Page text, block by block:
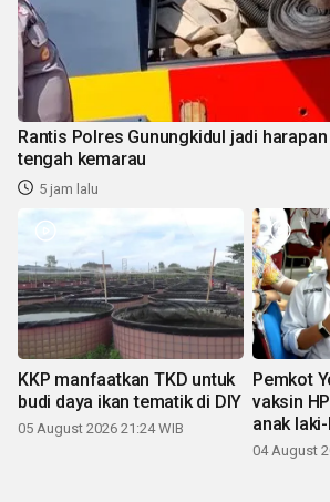
Rantis Polres Gunungkidul jadi
tengah kemarau
5 jam lalu
KKP manfaatkan TKD untuk
budi daya ikan tematik di DIY
05 August 2026 21:24 WIB
Pemkot
vaksin
anak
04 August